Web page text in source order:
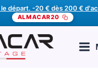
le départ. -20 € dès 200 €
ALMACAR20